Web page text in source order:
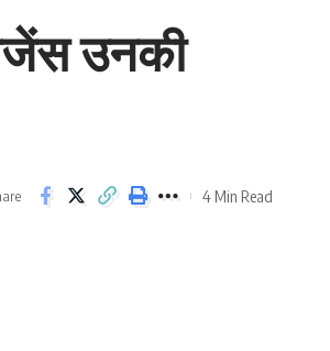
उनकी
4 Min Read